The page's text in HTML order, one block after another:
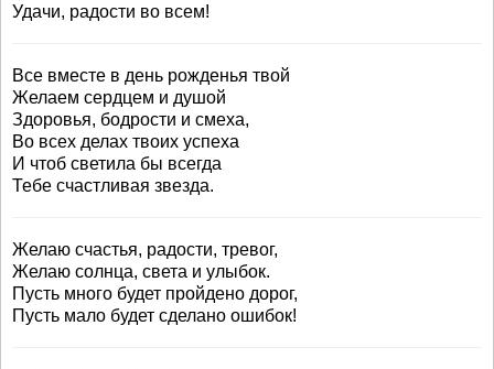
Удачи, радости во всем!
Все вместе в день рожденья твой
Желаем сердцем и душой
Здоровья, бодрости и смеха,
Во всех делах твоих успеха
И чтоб светила бы всегда
Тебе счастливая звезда.
Желаю счастья, радости, тревог,
Желаю солнца, света и улыбок.
Пусть много будет пройдено дорог,
Пусть мало будет сделано ошибок!